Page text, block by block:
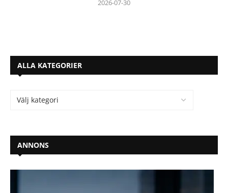
2026-07-30
ALLA KATEGORIER
ANNONS